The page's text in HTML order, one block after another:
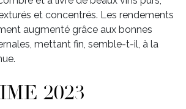
et concentrés. Les rendements
augmenté grâce aux bonnes
mettant fin, semble-t-il, à la
2023